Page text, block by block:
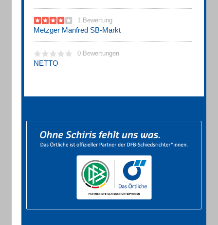
1 Bewertung
Metzger Manfred SB-Markt
0 Bewertungen
NETTO